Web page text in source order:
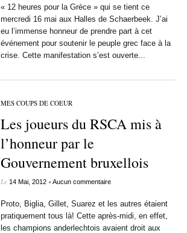
« 12 heures pour la Grèce » qui se tient ce
mercredi 16 mai aux Halles de Schaerbeek. J’ai
eu l’immense honneur de prendre part à cet
événement pour soutenir le peuple grec face à la
crise. Cette manifestation s’est ouverte...
MES COUPS DE COEUR
Les joueurs du RSCA mis à
l’honneur par le
Gouvernement bruxellois
Le 14 Mai, 2012 •Aucun commentaire
Proto, Biglia, Gillet, Suarez et les autres étaient
pratiquement tous là! Cette après-midi, en effet,
les champions anderlechtois avaient droit aux